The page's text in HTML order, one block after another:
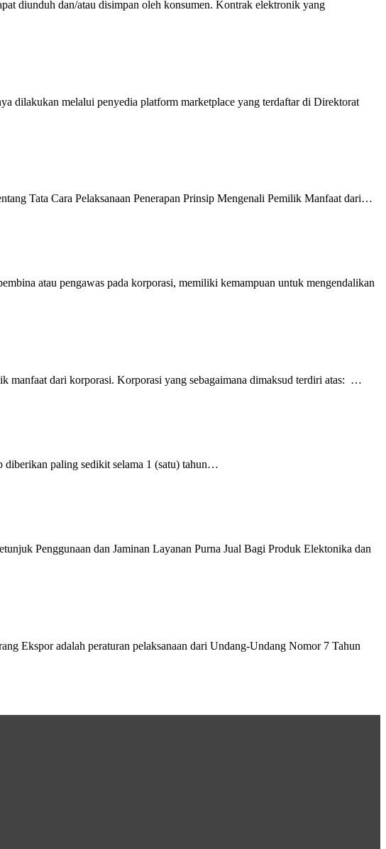
diunduh dan/atau disimpan oleh konsumen. Kontrak elektronik yang
dilakukan melalui penyedia platform marketplace yang terdaftar di Direktorat
Tata Cara Pelaksanaan Penerapan Prinsip Mengenali Pemilik Manfaat dari…
atau pengawas pada korporasi, memiliki kemampuan untuk mengendalikan
manfaat dari korporasi. Korporasi yang sebagaimana dimaksud terdiri atas: …
diberikan paling sedikit selama 1 (satu) tahun…
Penggunaan dan Jaminan Layanan Purna Jual Bagi Produk Elektonika dan
Ekspor adalah peraturan pelaksanaan dari Undang-Undang Nomor 7 Tahun